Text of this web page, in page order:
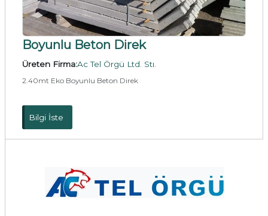
Boyunlu Beton Direk
Üreten Firma:Ac Tel Örgü Ltd. Stı.
2.40mt Eko Boyunlu Beton Direk
Bilgi İste